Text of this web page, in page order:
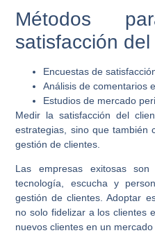
Métodos
satisfacción
Encuestas de
Análisis de comentarios
Estudios de mercado
Medir la satisfacción del
estrategias, sino que también
gestión de clientes.
Las empresas exitosas
tecnología, escucha y
gestión de clientes. Adoptar
no solo fidelizar a los clientes
nuevos clientes en un